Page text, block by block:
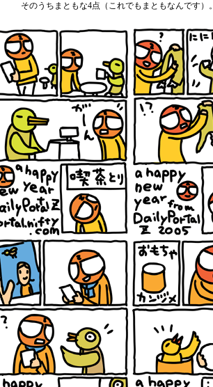
そのうちまともな4点（これでもまともなんです）。